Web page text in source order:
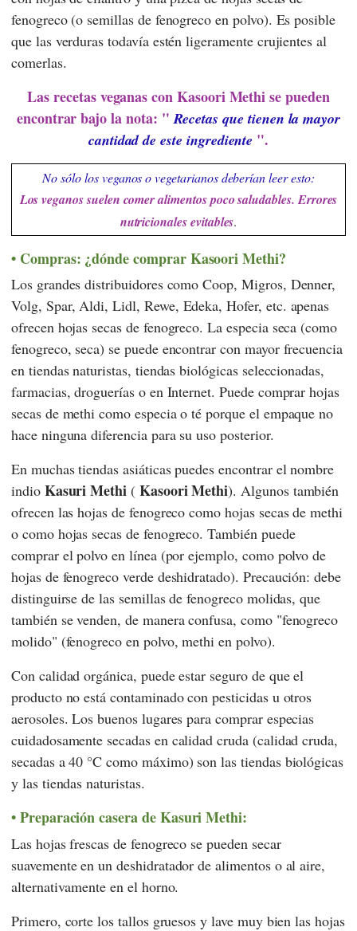
fenogreco (o semillas de fenogreco en polvo). Es posible
que las verduras todavía estén ligeramente crujientes al
comerlas.
Las recetas veganas con Kasoori Methi se pueden
encontrar bajo la nota: "Recetas que tienen la mayor
cantidad de este ingrediente ".
No sólo los veganos o vegetarianos deberían leer esto:
Los veganos suelen comer alimentos poco saludables. Errores
nutricionales evitables.
Compras: ¿dónde comprar Kasoori Methi?
Los grandes distribuidores comoCoop, Migros, Denner,
Volg, Spar,Aldi,Lidl, Rewe, Edeka,Hofer, etc. apenas
ofrecen hojas secas de fenogreco. La especia seca (como
fenogreco, seca) se puede encontrar con mayor frecuencia
en tiendas naturistas, tiendas biológicas seleccionadas,
farmacias, droguerías o en Internet. Puede comprar hojas
secas de methi como especia o té porque el empaque no
hace ninguna diferencia para su uso posterior.
En muchas tiendas asiáticas puedes encontrar el nombre
indio Kasuri Methi ( Kasoori Methi). Algunos también
ofrecen las hojas de fenogreco como hojas secas de methi
o como hojas secas de fenogreco. También puede
comprar el polvo en línea (por ejemplo, como polvo de
hojas de fenogreco verde deshidratado). Precaución: debe
distinguirse de las semillas de fenogreco molidas, que
también se venden, de manera confusa, como "fenogreco
molido" (fenogreco en polvo, methi en polvo).
Con calidad orgánica, puede estar seguro de que el
producto no está contaminado con pesticidas u otros
aerosoles. Los buenos lugares para comprar especias
cuidadosamente secadas en calidad cruda (calidad cruda,
secadas a 40 °C como máximo) son las tiendas biológicas
y las tiendas naturistas.
Preparación casera de Kasuri Methi:
Las hojas frescas de fenogreco se pueden secar
suavemente en un deshidratador de alimentos o al aire,
alternativamente en el horno.
Primero, corte los tallos gruesos y lave muy bien las hojas